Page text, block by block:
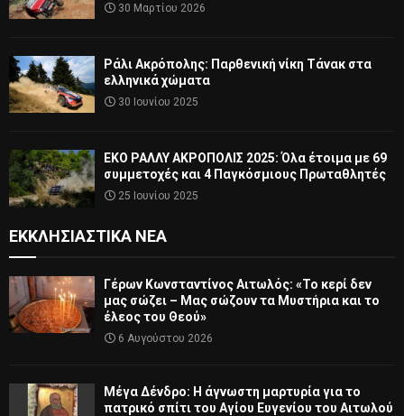
30 Μαρτίου 2026
Ράλι Ακρόπολης: Παρθενική νίκη Τάνακ στα
ελληνικά χώματα
30 Ιουνίου 2025
ΕΚΟ ΡΑΛΛΥ ΑΚΡΟΠΟΛΙΣ 2025: Όλα έτοιμα με 69
συμμετοχές και 4 Παγκόσμιους Πρωταθλητές
25 Ιουνίου 2025
ΕΚΚΛΗΣΙΑΣΤΙΚΆ ΝΈΑ
Γέρων Κωνσταντίνος Αιτωλός: «Το κερί δεν
μας σώζει – Μας σώζουν τα Μυστήρια και το
έλεος του Θεού»
6 Αυγούστου 2026
Μέγα Δένδρο: Η άγνωστη μαρτυρία για το
πατρικό σπίτι του Αγίου Ευγενίου του Αιτωλού